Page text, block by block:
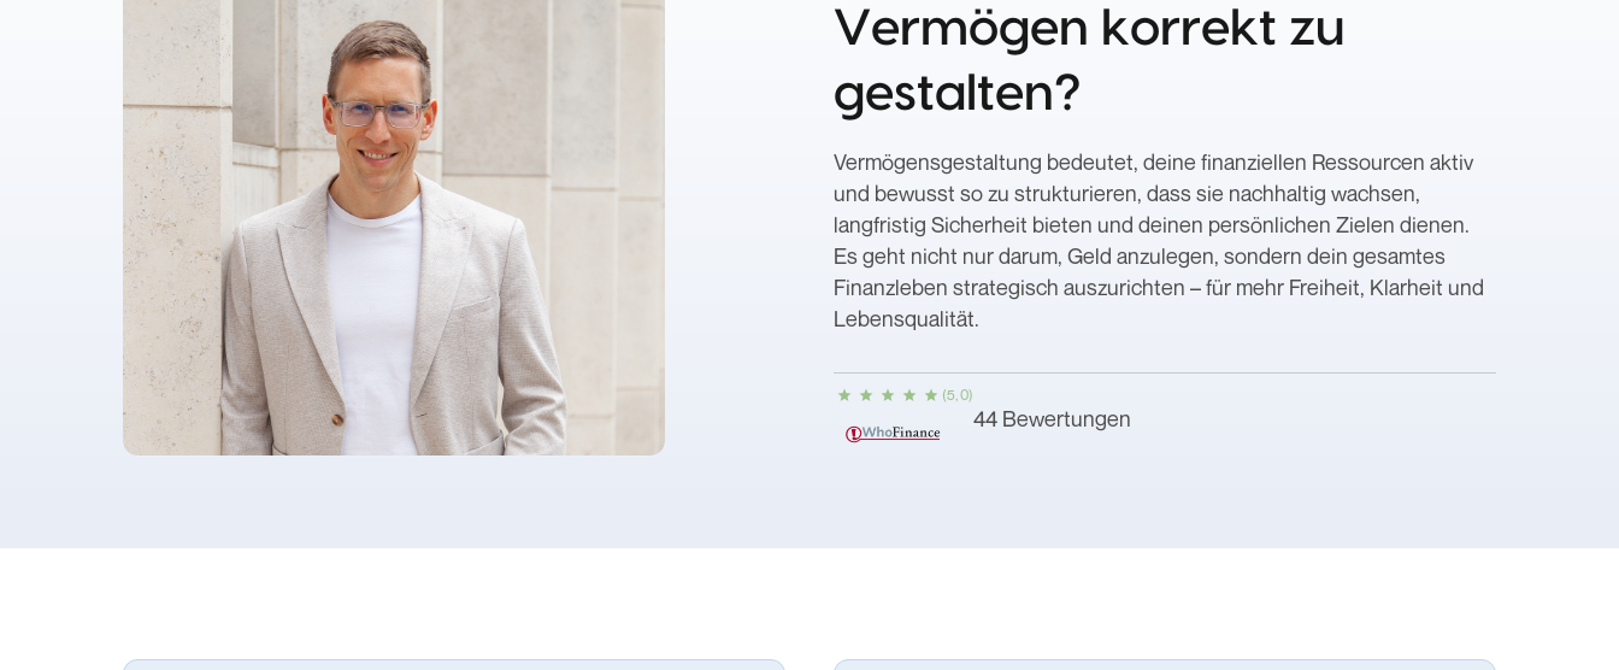
Vermögen korrekt zu
gestalten?
Vermögensgestaltung bedeutet, deine finanziellen Ressourcen aktiv
und bewusst so zu strukturieren, dass sie nachhaltig wachsen,
langfristig Sicherheit bieten und deinen persönlichen Zielen dienen.
Es geht nicht nur darum, Geld anzulegen, sondern dein gesamtes
Finanzleben strategisch auszurichten – für mehr Freiheit, Klarheit und
Lebensqualität.
(5, 0)
44 Bewertungen